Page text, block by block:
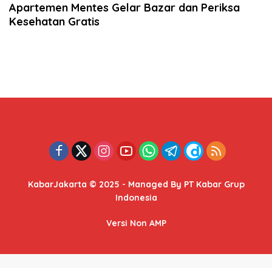
Apartemen Mentes Gelar Bazar dan Periksa
Kesehatan Gratis
KabarJakarta © 2025 - Managed By PT Kabar Grup
Indonesia
Versi Non AMP